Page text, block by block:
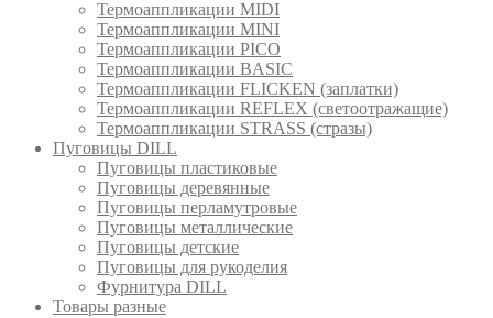
Термоаппликации MIDI
Термоаппликации MINI
Термоаппликации PICO
Термоаппликации BASIC
Термоаппликации FLICKEN (заплатки)
Термоаппликации REFLEX (светоотражащие)
Термоаппликации STRASS (стразы)
Пуговицы DILL
Пуговицы пластиковые
Пуговицы деревянные
Пуговицы перламутровые
Пуговицы металлические
Пуговицы детские
Пуговицы для рукоделия
Фурнитура DILL
Товары разные